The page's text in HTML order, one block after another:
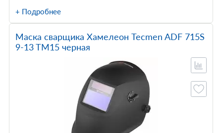
+ Подробнее
Маска сварщика Хамелеон Tecmen ADF 715S
9-13 TM15 черная